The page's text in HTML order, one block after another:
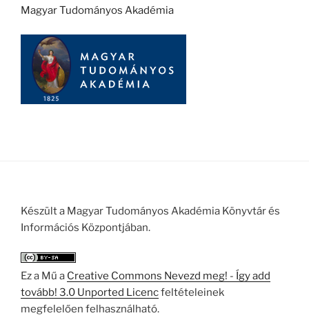
Magyar Tudományos Akadémia
Készült a Magyar Tudományos Akadémia Könyvtár és
Információs Központjában.
Ez a Mű a Creative Commons Nevezd meg! - Így add
tovább! 3.0 Unported Licencfeltételeinek
megfelelően felhasználható.